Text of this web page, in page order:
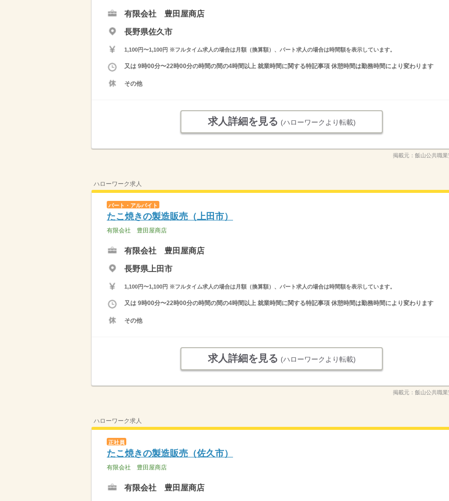
有限会社 豊田屋商店
長野県佐久市
1,100円〜1,100円 ※フルタイム求人の場合は月額（換算額）、パート求人の場合は時間額を表示しています。
又は 9時00分〜22時00分の時間の間の4時間以上 就業時間に関する特記事項 休憩時間は勤務時間により変わります
その他
求人詳細を見る (ハローワークより転載)
掲載元： 飯山公共職
ハローワーク求人
パート・アルバイト
たこ焼きの製造販売（上田市）
有限会社 豊田屋商店
有限会社 豊田屋商店
長野県上田市
1,100円〜1,100円 ※フルタイム求人の場合は月額（換算額）、パート求人の場合は時間額を表示しています。
又は 9時00分〜22時00分の時間の間の4時間以上 就業時間に関する特記事項 休憩時間は勤務時間により変わります
その他
求人詳細を見る (ハローワークより転載)
掲載元： 飯山公共職
ハローワーク求人
正社員
たこ焼きの製造販売（佐久市）
有限会社 豊田屋商店
有限会社 豊田屋商店